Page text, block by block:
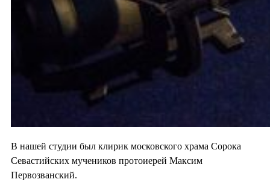
В нашей студии был клирик московского храма Сорока
Севастийских мучеников протоиерей Максим
Первозванский.